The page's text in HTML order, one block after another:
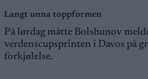
Langt unna toppformen
På lørdag måtte Bolshunov
verdenscupsprinten i Davos på
forkjølelse.